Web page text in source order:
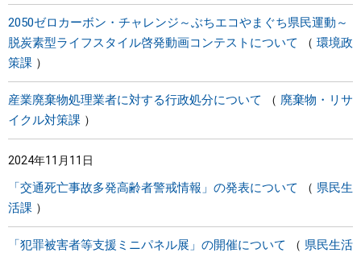
2050ゼロカーボン・チャレンジ～ぶちエコやまぐち県民運動～
脱炭素型ライフスタイル啓発動画コンテストについて
環境政
策課
産業廃棄物処理業者に対する行政処分について
廃棄物・リサ
イクル対策課
2024年11月11日
「交通死亡事故多発高齢者警戒情報」の発表について
県民生
活課
「犯罪被害者等支援ミニパネル展」の開催について
県民生活